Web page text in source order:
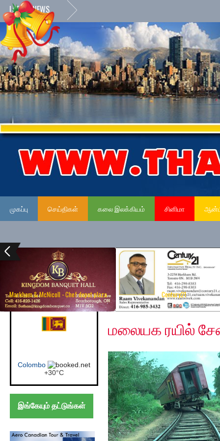
LATEST NEWS
முகப்பு செய்திகள் கலை இலக்கியம் சினிமா
Markham & McNicoll - Chef depot plaza Century21
Canada (Toronto)
Toronto
+28°C
இங்கேயும் தட்டுங்கள்
Wednesday, June 24,
மலையக ரயில்